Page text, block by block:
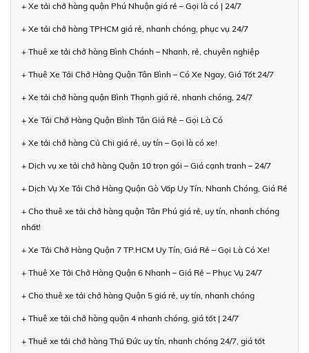
+ Xe tải chở hàng quận Phú Nhuận giá rẻ – Gọi là có | 24/7
+ Xe tải chở hàng TPHCM giá rẻ, nhanh chóng, phục vụ 24/7
+ Thuê xe tải chở hàng Bình Chánh – Nhanh, rẻ, chuyên nghiệp
+ Thuê Xe Tải Chở Hàng Quận Tân Bình – Có Xe Ngay, Giá Tốt 24/7
+ Xe tải chở hàng quận Bình Thạnh giá rẻ, nhanh chóng, 24/7
+ Xe Tải Chở Hàng Quận Bình Tân Giá Rẻ – Gọi Là Có
+ Xe tải chở hàng Củ Chi giá rẻ, uy tín – Gọi là có xe!
+ Dịch vụ xe tải chở hàng Quận 10 trọn gói – Giá cạnh tranh – 24/7
+ Dịch Vụ Xe Tải Chở Hàng Quận Gò Vấp Uy Tín, Nhanh Chóng, Giá Rẻ
+ Cho thuê xe tải chở hàng quận Tân Phú giá rẻ, uy tín, nhanh chóng
nhất!
+ Xe Tải Chở Hàng Quận 7 TP.HCM Uy Tín, Giá Rẻ – Gọi Là Có Xe!
+ Thuê Xe Tải Chở Hàng Quận 6 Nhanh – Giá Rẻ – Phục Vụ 24/7
+ Cho thuê xe tải chở hàng Quận 5 giá rẻ, uy tín, nhanh chóng
+ Thuê xe tải chở hàng quận 4 nhanh chóng, giá tốt | 24/7
+ Thuê xe tải chở hàng Thủ Đức uy tín, nhanh chóng 24/7, giá tốt